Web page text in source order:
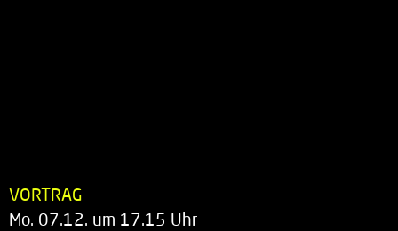
VORTRAG
Mo. 07.12. um 17.15 Uhr